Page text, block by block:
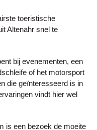
toeristische
Altenahr snel te
bij evenementen, een
of het motorsport
die geïnteresseerd is in
vindt hier wel
is een bezoek de moeite